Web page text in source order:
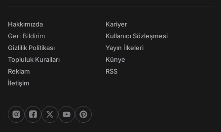
Hakkımızda
Geri Bildirim
Gizlilik Politikası
Topluluk Kuralları
Reklam
İletişim
Kariyer
Kullanıcı Sözleşmesi
Yayın İlkeleri
Künye
RSS